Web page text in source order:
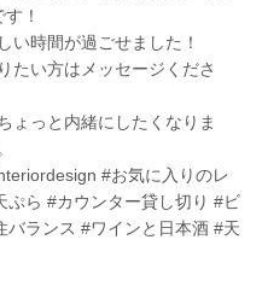
！
い時間が過ごせました！
たい方はメッセージくださ
ょっと内緒にしたくなりま
#お気に入りのレ
ぷら #カウンター貸し切り #ビ
バランス #ワインと日本酒 #天